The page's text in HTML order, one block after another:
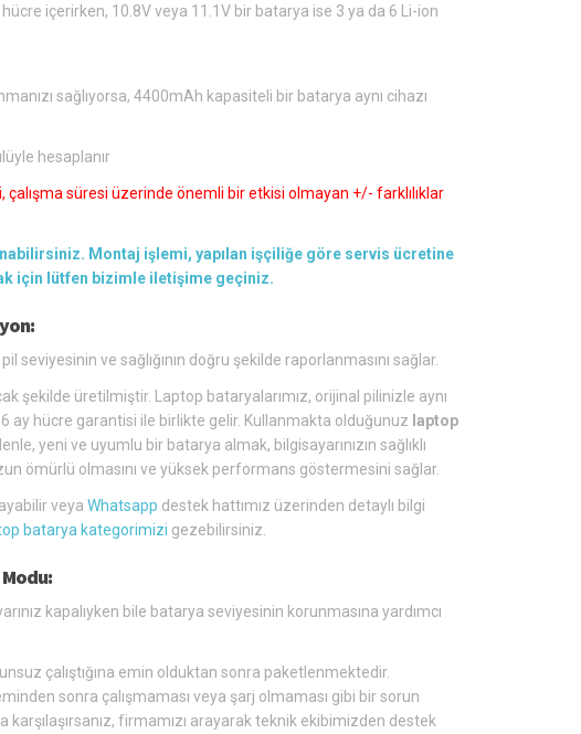
içerirken, 10.8V veya 11.1V bir batarya ise 3 ya da 6 Li-ion
sağlıyorsa, 4400mAh kapasiteli bir batarya aynı cihazı
hesaplanır
süresi üzerinde önemli bir etkisi olmayan +/- farklılıklar
Montaj işlemi, yapılan işçiliğe göre servis ücretine
için lütfen bizimle iletişime geçiniz.
ve sağlığının doğru şekilde raporlanmasını sağlar.
şekilde üretilmiştir. Laptop bataryalarımız, orijinal pilinizle aynı
ay hücre garantisi ile birlikte gelir. Kullanmakta olduğunuz laptop
yeni ve uyumlu bir batarya almak, bilgisayarınızın sağlıklı
ömürlü olmasını ve yüksek performans göstermesini sağlar.
veya Whatsapp destek hattımız üzerinden detaylı bilgi
batarya kategorimizi gezebilirsiniz.
kapalıyken bile batarya seviyesinin korunmasına yardımcı
çalıştığına emin olduktan sonra paketlenmektedir.
sonra çalışmaması veya şarj olmaması gibi bir sorun
firmamızı arayarak teknik ekibimizden destek